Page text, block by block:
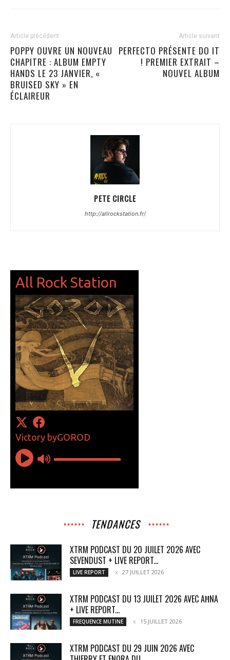
Article précédent
POPPY OUVRE UN NOUVEAU
CHAPITRE : ALBUM EMPTY
HANDS LE 23 JANVIER, «
BRUISED SKY » EN
ÉCLAIREUR
Article suivant
PERFECTO PRÉSENTE DO IT
! PREMIER EXTRAIT –
NOUVEL ALBUM
PETE CIRCLE
http://allrockstation.fr/
TENDANCES
XTRM PODCAST DU 20 JUILET 2026 AVEC
SEVENDUST + LIVE REPORT...
LIVE REPORT 27 JUILLET 2026
XTRM PODCAST DU 13 JUILET 2026 AVEC AĦNA
+ LIVE REPORT...
FREQUENCE MUTINE 15 JUILLET 2026
XTRM PODCAST DU 29 JUIN 2026 AVEC